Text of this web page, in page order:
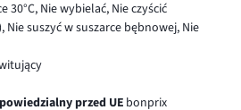
30°C, Nie wybielać, Nie czyścić
Nie suszyć w suszarce bębnowej, Nie
przed UE bonprix